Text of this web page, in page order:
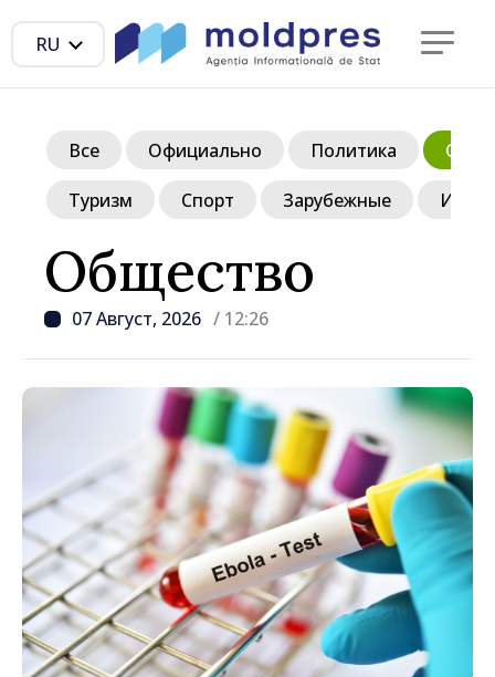
RU
Общество
07 Август, 2026 / 12:26
Все Официально Политика
Туризм Спорт Зарубежные